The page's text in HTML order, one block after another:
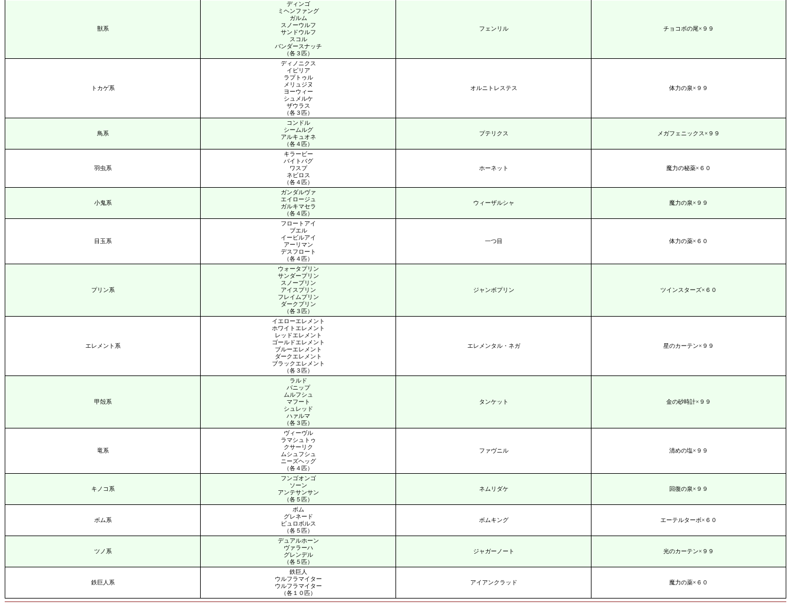
獣系
ディンゴ
ミヘンファング
ガルム
スノーウルフ
サンドウルフ
スコル
バンダースナッチ
（各３匹）
フェンリル チョコボの尾×９９
トカゲ系
ディノニクス
イピリア
ラプトゥル
メリュジヌ
ヨーウィー
シュメルケ
ザウラス
（各３匹）
オルニトレステス 体力の泉×９９
鳥系
コンドル
シームルグ
アルキュオネ
（各４匹）
プテリクス メガフェニックス×９９
羽虫系
キラービー
バイトバグ
ワスプ
ネビロス
（各４匹）
ホーネット 魔力の秘薬×６０
小鬼系
ガンダルヴァ
エイロージュ
ガルキマセラ
（各４匹）
ウィーザルシャ 魔力の泉×９９
目玉系
フロートアイ
ブエル
イービルアイ
アーリマン
デスフロート
（各４匹）
一つ目 体力の薬×６０
プリン系
ウォータプリン
サンダープリン
スノープリン
アイスプリン
フレイムプリン
ダークプリン
（各３匹）
ジャンボプリン ツインスターズ×６０
エレメント系
イエローエレメント
ホワイトエレメント
レッドエレメント
ゴールドエレメント
ブルーエレメント
ダークエレメント
ブラックエレメント
（各３匹）
エレメンタル・ネガ 星のカーテン×９９
甲殻系
ラルド
バニップ
ムルフシュ
マフート
シュレッド
ハァルマ
（各３匹）
タンケット 金の砂時計×９９
竜系
ヴィーヴル
ラマシュトゥ
クサーリク
ムシュフシュ
ニーズヘッグ
（各４匹）
ファヴニル 清めの塩×９９
キノコ系
フンゴオンゴ
ソーン
アンテサンサン
（各５匹）
ネムリダケ 回復の泉×９９
ボム系
ボム
グレネード
ピュロボルス
（各５匹）
ボムキング エーテルターボ×６０
ツノ系
デュアルホーン
ヴァラーハ
グレンデル
（各５匹）
ジャガーノート 光のカーテン×９９
鉄巨人系
鉄巨人
ウルフラマイター
ウルフラマイター
（各１０匹）
アイアンクラッド 魔力の薬×６０